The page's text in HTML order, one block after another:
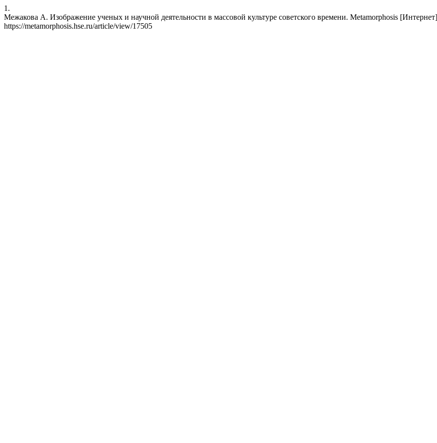
1.
Межакова А. Изображение ученых и научной деятельности в массовой культуре советского времени. Metamorphosis
https://metamorphosis.hse.ru/article/view/17505